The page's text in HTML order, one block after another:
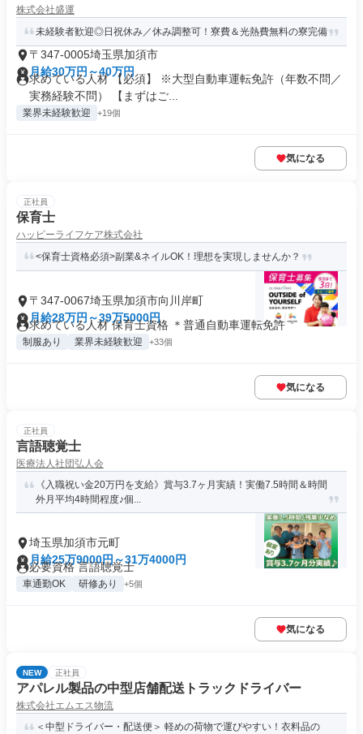
株式会社盛運
未経験者歓迎◎日祝休み／休み調整可！寮費＆光熱費無料の寮完備
〒347-0005埼玉県加須市
月給30万円～40万円
求めている人材 【必須】 ※大型自動車運転免許（年数不問／
実務経験不問） 【まずはご...
業界未経験歓迎 +19個
気になる
正社員
保育士
ハッピーライフケア株式会社
<保育士資格必須>副業&ネイルOK！理想を実現しませんか？
〒347-0067埼玉県加須市向川岸町
月給28万円～39万5000円
求めている人材 保育士資格 ＊普通自動車運転免許
制服あり 業界未経験歓迎 +33個
気になる
正社員
言語聴覚士
医療法人社団弘人会
《入職祝い金20万円を支給》賞与3.7ヶ月実績！実働7.5時間＆時間
外月平均4時間程度♪個...
埼玉県加須市元町
月給25万9000円～31万4000円
必要資格 言語聴覚士
車通勤OK 研修あり +5個
気になる
NEW 正社員
アパレル製品の中型店舗配送トラックドライバー
株式会社エムエス物流
＜中型ドライバー・配送便＞ 軽めの荷物で運びやすい！衣料品の